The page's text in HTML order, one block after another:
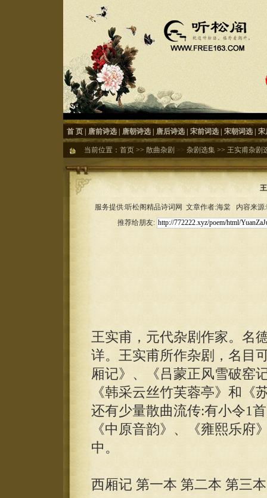
首 页 唐前诗选 唐朝诗选 唐后诗选 宋前词选 宋朝词选 宋
当前位置： 首页 >> 散曲杂剧 >> 杂剧选集 >> 王实甫杂剧
服务提供:听松阁精品诗词网 文章作者:海棠 内容来
推荐给朋友:
王实甫，元代杂剧作家。名
详。王实甫所作杂剧，名目
厢记》、《吕蒙正风雪破窑
《韩采云丝竹芙蓉亭》和《
还有少量散曲流传:有小令1
《中原音韵》、《雍熙乐府
中。
西厢记 第一本 第二本 第三